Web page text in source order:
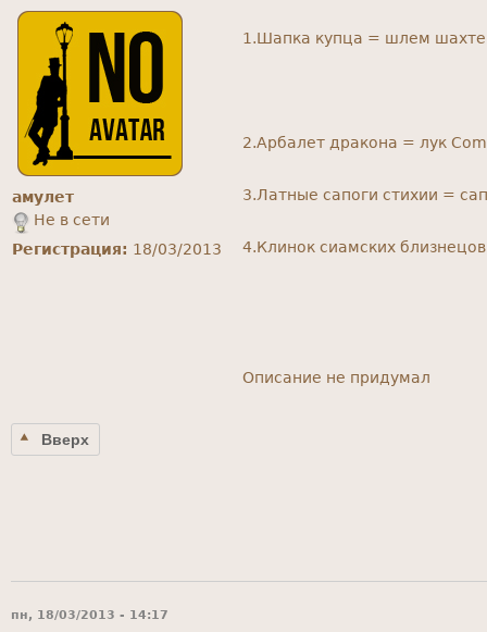
амулет
Не в сети
Регистрация: 18/03/2013
1.Шапка купца = шлем
2.Арбалет дракона = лук
3.Латные сапоги стихии =
4.Клинок сиамских
Описание не придумал
Вверх
пн, 18/03/2013 - 14:17